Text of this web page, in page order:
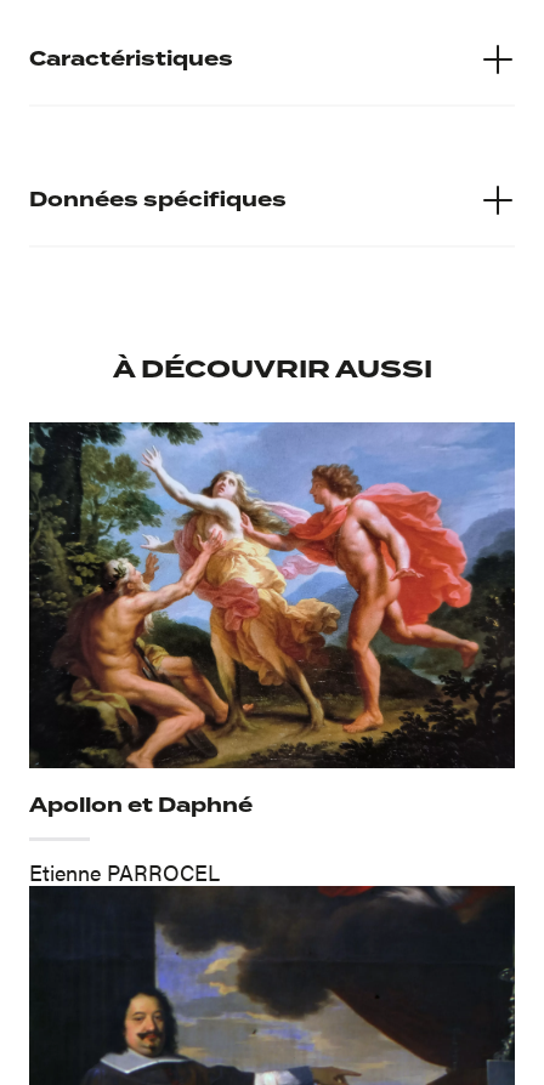
Caractéristiques
Données spécifiques
Musée d'accueil
À DÉCOUVRIR AUSSI
Apollon et Daphné
Etienne PARROCEL